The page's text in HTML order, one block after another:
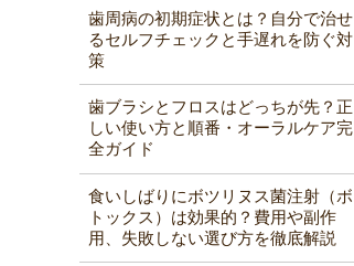
歯周病の初期症状とは？自分で治せ
るセルフチェックと手遅れを防ぐ対
策
歯ブラシとフロスはどっちが先？正
しい使い方と順番・オーラルケア完
全ガイド
食いしばりにボツリヌス菌注射（ボ
トックス）は効果的？費用や副作
用、失敗しない選び方を徹底解説